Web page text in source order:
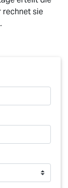
rechnet sie